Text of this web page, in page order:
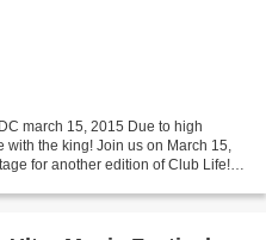
march 15, 2015 Due to high
with the king! Join us on March 15,
for another edition of Club Life!